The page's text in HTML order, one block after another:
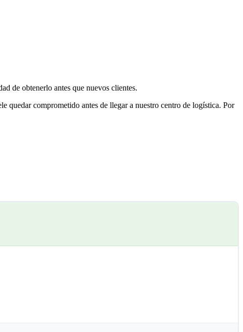
de obtenerlo antes que nuevos clientes.
quedar comprometido antes de llegar a nuestro centro de logística. Por